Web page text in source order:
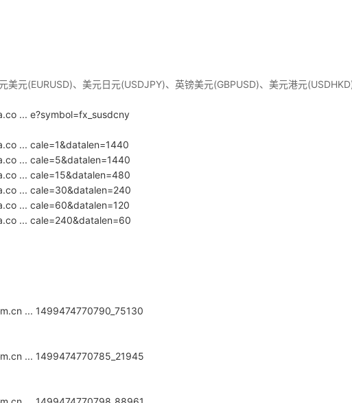
美元(EURUSD)、美元日元(USDJPY)、英镑美元(GBPUSD)、美元港元
... e?symbol=fx_susdcny
... cale=1&datalen=1440
... cale=5&datalen=1440
... cale=15&datalen=480
... cale=30&datalen=240
... cale=60&datalen=120
... cale=240&datalen=60
... 1499474770790_75130
... 1499474770785_21945